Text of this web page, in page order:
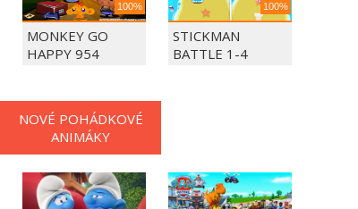
100%
MONKEY GO
HAPPY 954
100%
STICKMAN
BATTLE 1-4
NOVÉ POHÁDKOVÉ
ANIMÁKY